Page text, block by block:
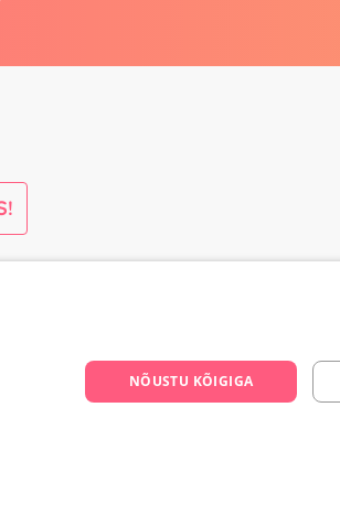
+372 668 3282
NÕUSTU KÕIGIGA